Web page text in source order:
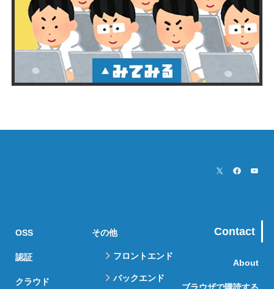
OSS
認証
クラウド
その他
フロントエンド
バックエンド
Contact
About
ブラウザで購読する